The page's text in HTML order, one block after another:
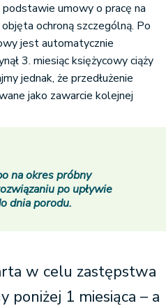
podstawie umowy o pracę na
ochroną szczególną. Po
jest automatycznie
3. miesiąc księżycowy ciąży
jednak, że przedłużenie
jako zawarcie kolejnej
na okres próbny
po upływie
dnia porodu.
w celu zastępstwa
poniżej 1 miesiąca – a